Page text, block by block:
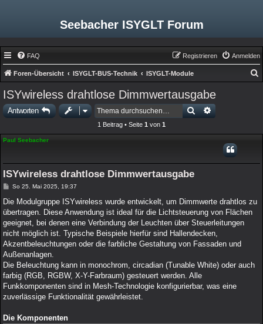
Seebacher ISYGLT Forum
FAQ Anmelden
Registrieren
Foren-Übersicht ISYGLT-BUS-Technik ISYGLT-Module
ISYwireless drahtlose Dimmwertausgabe
Antworten Suche
1 Beitrag • Seite 1 von 1
Paul Seebacher
ISYwireless drahtlose Dimmwertausgabe
B
i
r
a
So 25. Mai 2025, 19:37
Die Modulgruppe ISYwireless wurde entwickelt, um Dimmwerte drahtlos zu
übertragen. Diese Anwendung ist ideal für die Lichtsteuerung von Flächen
geeignet, bei denen eine Verbindung der Leuchten über Steuerleitungen
nicht möglich ist. Typische Beispiele hierfür sind Hallendecken,
Akzentbeleuchtungen oder die farbliche Gestaltung von Fassaden und
Außenanlagen.
Die Beleuchtung kann in monochrom, circadian (Tunable White) oder auch
farbig (RGB, RGBW, X-Y-Farbraum) gesteuert werden. Alle
Funkkomponenten sind in Mesh-Technologie konfigurierbar, was eine
zuverlässige Funktionalität gewährleistet.
Die Komponenten